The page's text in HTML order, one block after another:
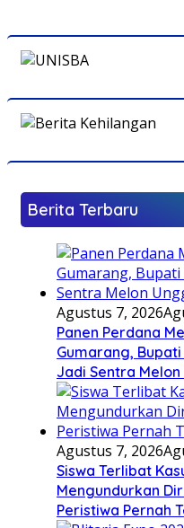
Berita Terbaru
Agustus 7, 2026
Panen Perdana
Gumarang,
Jadi Sentra
Agustus 7, 2026
Siswa Terlibat
Mengundurkan
Peristiwa Pernah